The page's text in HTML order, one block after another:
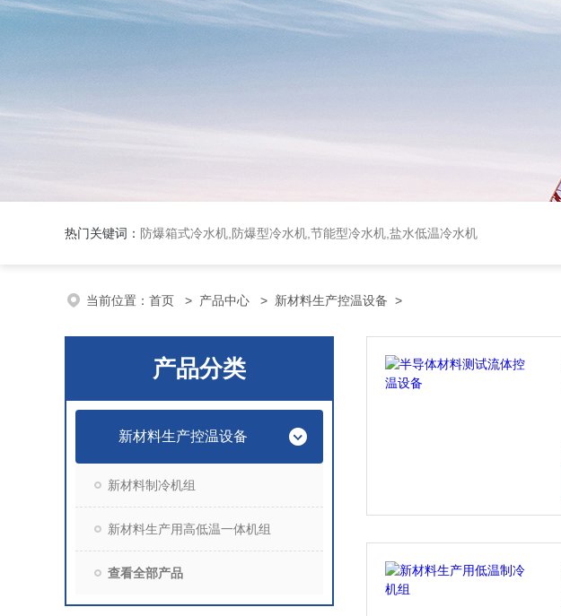
热门关键词： 防爆箱式冷水机,防爆型冷水机,节能型冷水机,盐水低温冷水机
当前位置： 首页 > 产品中心 > 新材料生产控温设备 >
产品分类
新材料生产控温设备
新材料制冷机组
新材料生产用高低温一体机组
查看全部产品